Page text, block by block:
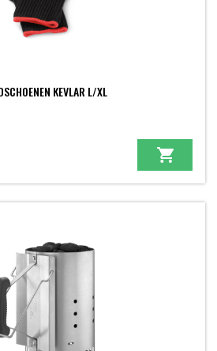
KEVLAR L/XL